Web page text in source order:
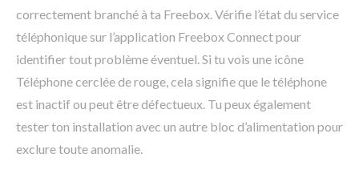
correctement branché à ta Freebox. Vérifie l’état du service
téléphonique sur l’application Freebox Connect pour
identifier tout problème éventuel. Si tu vois une icône
Téléphone cerclée de rouge, cela signifie que le téléphone
est inactif ou peut être défectueux. Tu peux également
tester ton installation avec un autre bloc d’alimentation pour
exclure toute anomalie.